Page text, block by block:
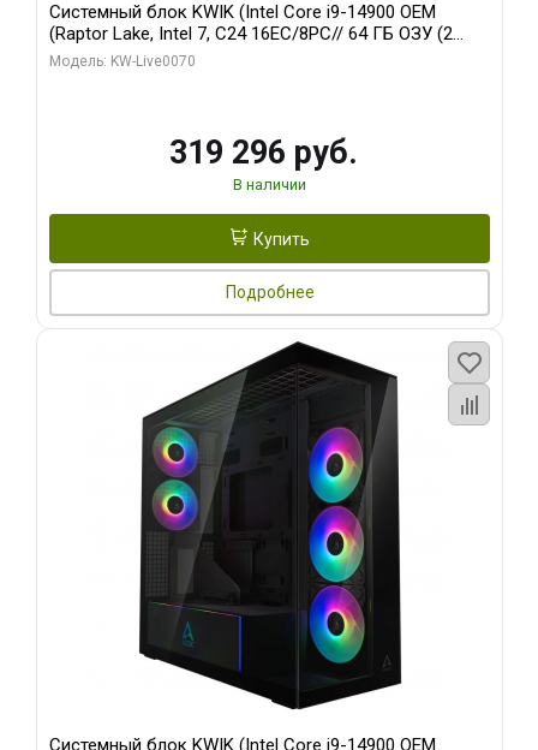
Системный блок KWIK (Intel Core i9-14900 OEM
(Raptor Lake, Intel 7, C24 16EC/8PC// 64 ГБ ОЗУ (2
модуля)/ Gigabyte RTX5080 XTREME WATERFORCE
Модель: KW-Live0070
319 296 руб.
В наличии
Купить
Подробнее
Системный блок KWIK (Intel Core i9-14900 OEM